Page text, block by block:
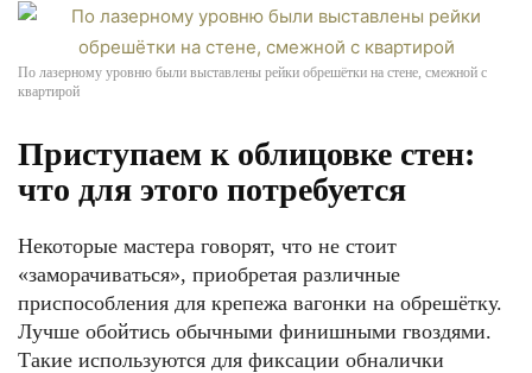
По лазерному уровню были выставлены рейки обрешётки на стене, смежной с
квартирой
Приступаем к облицовке стен:
что для этого потребуется
Некоторые мастера говорят, что не стоит
«заморачиваться», приобретая различные
приспособления для крепежа вагонки на обрешётку.
Лучше обойтись обычными финишными гвоздями.
Такие используются для фиксации обналички